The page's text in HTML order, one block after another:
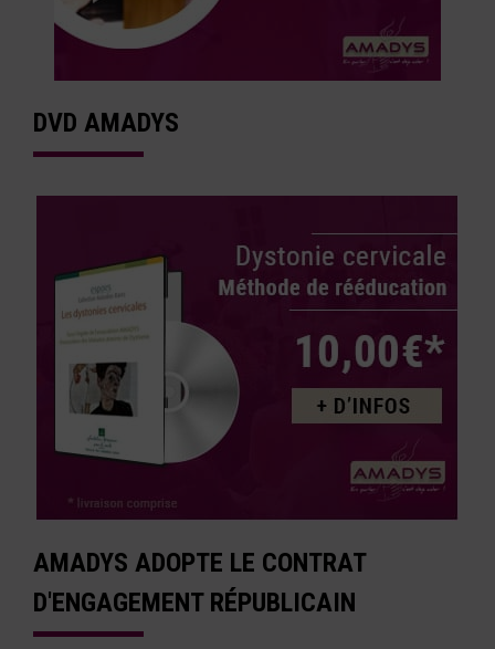
DVD AMADYS
AMADYS ADOPTE LE CONTRAT
D'ENGAGEMENT RÉPUBLICAIN